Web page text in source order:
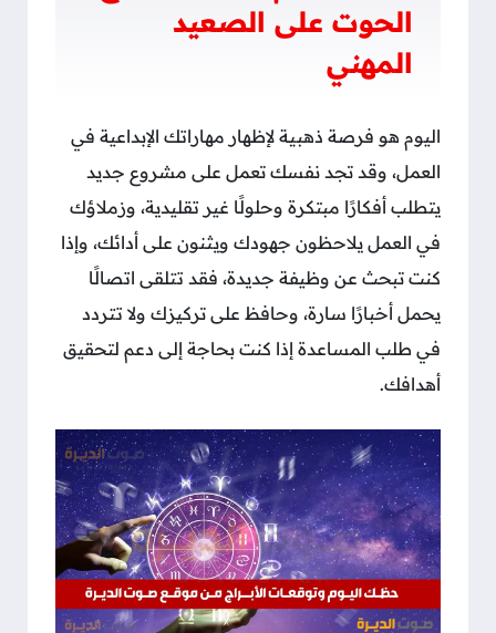
الحوت على الصعيد
المهني
اليوم هو فرصة ذهبية لإظهار مهاراتك الإبداعية في
العمل، وقد تجد نفسك تعمل على مشروع جديد
يتطلب أفكارًا مبتكرة وحلولًا غير تقليدية، وزملاؤك
في العمل يلاحظون جهودك ويثنون على أدائك، وإذا
كنت تبحث عن وظيفة جديدة، فقد تتلقى اتصالًا
يحمل أخبارًا سارة، وحافظ على تركيزك ولا تتردد
في طلب المساعدة إذا كنت بحاجة إلى دعم لتحقيق
أهدافك.